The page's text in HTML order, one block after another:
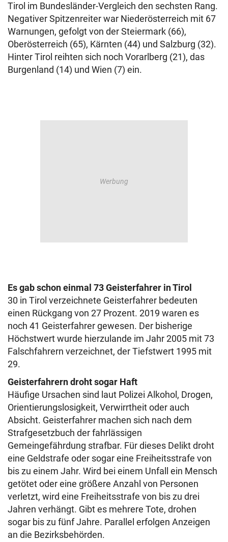
Tirol im Bundesländer-Vergleich den sechsten Rang.
Negativer Spitzenreiter war Niederösterreich mit 67
Warnungen, gefolgt von der Steiermark (66),
Oberösterreich (65), Kärnten (44) und Salzburg (32).
Hinter Tirol reihten sich noch Vorarlberg (21), das
Burgenland (14) und Wien (7) ein.
Es gab schon einmal 73 Geisterfahrer in Tirol
30 in Tirol verzeichnete Geisterfahrer bedeuten
einen Rückgang von 27 Prozent. 2019 waren es
noch 41 Geisterfahrer gewesen. Der bisherige
Höchstwert wurde hierzulande im Jahr 2005 mit 73
Falschfahrern verzeichnet, der Tiefstwert 1995 mit
29.
Geisterfahrern droht sogar Haft
Häufige Ursachen sind laut Polizei Alkohol, Drogen,
Orientierungslosigkeit, Verwirrtheit oder auch
Absicht. Geisterfahrer machen sich nach dem
Strafgesetzbuch der fahrlässigen
Gemeingefährdung strafbar. Für dieses Delikt droht
eine Geldstrafe oder sogar eine Freiheitsstrafe von
bis zu einem Jahr. Wird bei einem Unfall ein Mensch
getötet oder eine größere Anzahl von Personen
verletzt, wird eine Freiheitsstrafe von bis zu drei
Jahren verhängt. Gibt es mehrere Tote, drohen
sogar bis zu fünf Jahre. Parallel erfolgen Anzeigen
an die Bezirksbehörden.